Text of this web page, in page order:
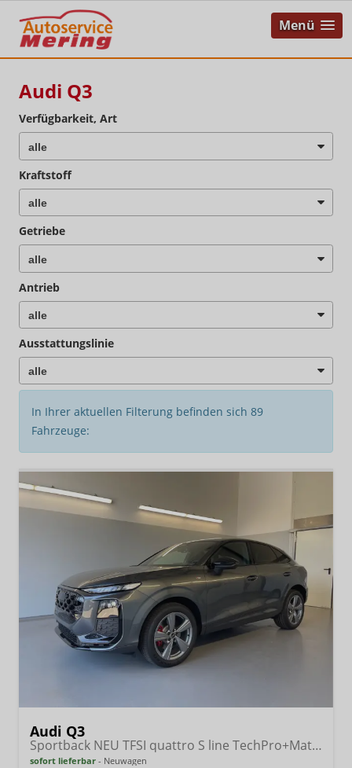
Menü
Audi Q3
Verfügbarkeit, Art
Kraftstoff
Getriebe
Antrieb
Ausstattungslinie
In Ihrer aktuellen Filterung befinden sich 89
Fahrzeuge:
Audi Q3
Sportback NEU TFSI quattro S line TechPro+Matrix+AHK+Alu19+KlimaPlus+ExtSchwarz+DCC
sofort lieferbar Neuwagen